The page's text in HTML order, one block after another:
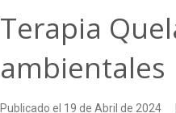
Terapia
ambientales
Publicado el 19 de Abril de 2024